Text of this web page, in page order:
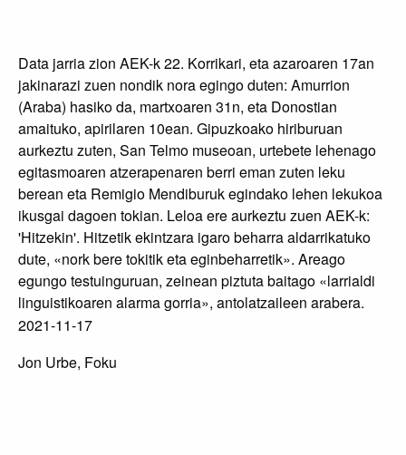
Data jarria zion AEK-k 22. Korrikari, eta azaroaren 17an
jakinarazi zuen nondik nora egingo duten: Amurrion
(Araba) hasiko da, martxoaren 31n, eta Donostian
amaituko, apirilaren 10ean. Gipuzkoako hiriburuan
aurkeztu zuten, San Telmo museoan, urtebete lehenago
egitasmoaren atzerapenaren berri eman zuten leku
berean eta Remigio Mendiburuk egindako lehen lekukoa
ikusgai dagoen tokian. Leloa ere aurkeztu zuen AEK-k:
'Hitzekin'. Hitzetik ekintzara igaro beharra aldarrikatuko
dute, «nork bere tokitik eta eginbeharretik». Areago
egungo testuinguruan, zeinean piztuta baitago «larrialdi
linguistikoaren alarma gorria», antolatzaileen arabera.
2021-11-17
Jon Urbe, Foku